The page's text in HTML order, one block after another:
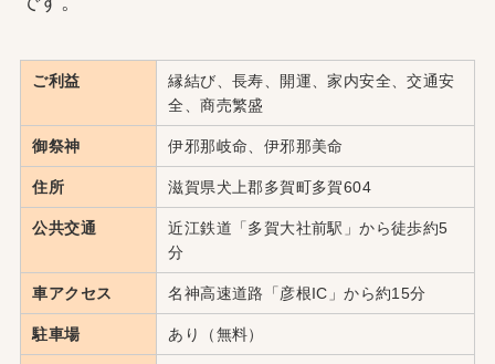
ご利益
縁結び、長寿、開運、家内安全、交通安
全、商売繁盛
御祭神 伊邪那岐命、伊邪那美命
住所 滋賀県犬上郡多賀町多賀604
公共交通
近江鉄道「多賀大社前駅」から徒歩約5
分
車アクセス 名神高速道路「彦根IC」から約15分
駐車場 あり（無料）